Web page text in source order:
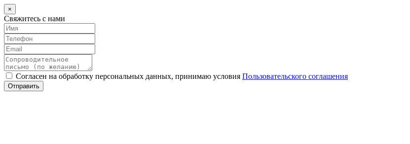
×
Свяжитесь с нами
Согласен на обработку персональных данных, принимаю условия Пользовательского соглашения
Отправить